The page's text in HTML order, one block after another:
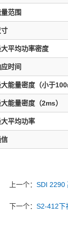
范围
平均功率密度
时间
能量密度（小于
能量密度（2ms）
平均功率
上一个： SDI 2290
下一个： S2-412下